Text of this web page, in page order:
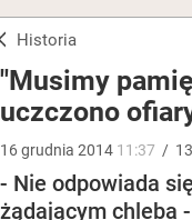
Historia
"Musimy
uczczono
16grudnia 2014 11:37 / 13
- Nie odpowiada
żądającym chleba